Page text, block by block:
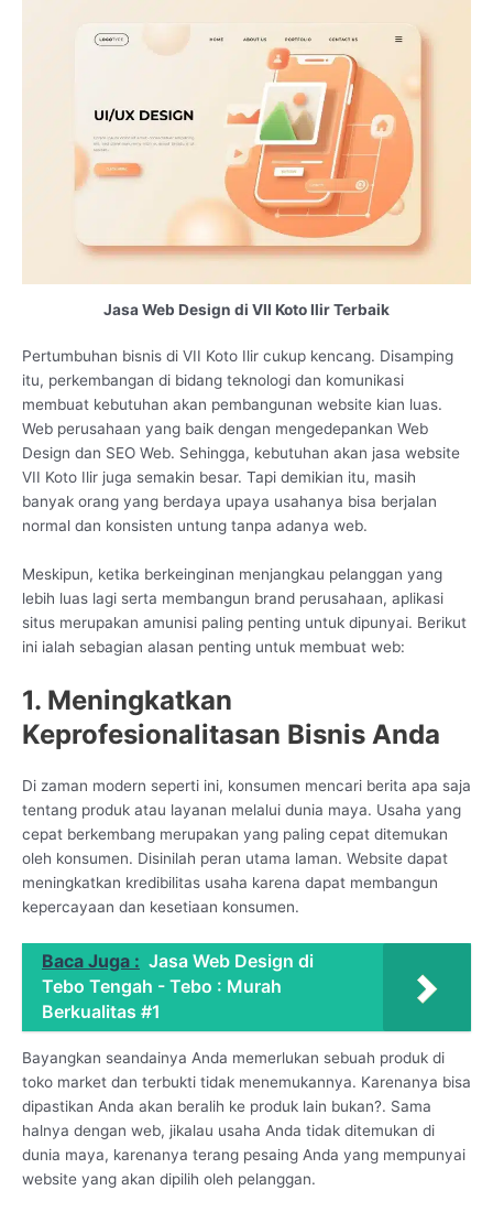
Jasa Web Design di VII Koto Ilir Terbaik
Pertumbuhan bisnis di VII Koto Ilir cukup kencang. Disamping
itu, perkembangan di bidang teknologi dan komunikasi
membuat kebutuhan akan pembangunan website kian luas.
Web perusahaan yang baik dengan mengedepankan Web
Design dan SEO Web. Sehingga, kebutuhan akan jasa website
VII Koto Ilir juga semakin besar. Tapi demikian itu, masih
banyak orang yang berdaya upaya usahanya bisa berjalan
normal dan konsisten untung tanpa adanya web.
Meskipun, ketika berkeinginan menjangkau pelanggan yang
lebih luas lagi serta membangun brand perusahaan, aplikasi
situs merupakan amunisi paling penting untuk dipunyai. Berikut
ini ialah sebagian alasan penting untuk membuat web:
1. Meningkatkan
Keprofesionalitasan Bisnis Anda
Di zaman modern seperti ini, konsumen mencari berita apa saja
tentang produk atau layanan melalui dunia maya. Usaha yang
cepat berkembang merupakan yang paling cepat ditemukan
oleh konsumen. Disinilah peran utama laman. Website dapat
meningkatkan kredibilitas usaha karena dapat membangun
kepercayaan dan kesetiaan konsumen.
Baca Juga : Jasa Web Design di
Tebo Tengah - Tebo : Murah
Berkualitas #1
Bayangkan seandainya Anda memerlukan sebuah produk di
toko market dan terbukti tidak menemukannya. Karenanya bisa
dipastikan Anda akan beralih ke produk lain bukan?. Sama
halnya dengan web, jikalau usaha Anda tidak ditemukan di
dunia maya, karenanya terang pesaing Anda yang mempunyai
website yang akan dipilih oleh pelanggan.